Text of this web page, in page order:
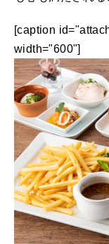
[caption
width="600"]